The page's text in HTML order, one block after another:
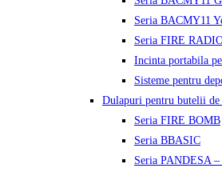
Seria BACMY11
Seria FIRE
Incinta portabila
Sisteme pentru
Dulapuri pentru butelii de
Seria FIRE BOMB
Seria BBASIC
Seria PANDESA